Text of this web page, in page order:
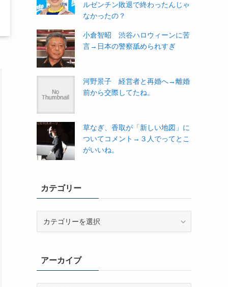
ルゼンチン敗退で終わったんじゃ
なかったの？
小倉智昭 渋谷ハロウィーンに苦
言→日本の警察舐められすぎ
河野景子 経営者と再婚へ→離婚
前から交際してたね。
草なぎ、香取が「新しい地図」に
ついてコメント→３人でってとこ
がいいね。
カテゴリー
ーアーカイブ